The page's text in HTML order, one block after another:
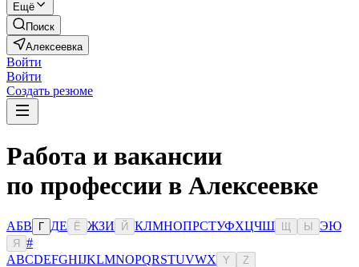
Ещё
Поиск
Алексеевка
Войти
Войти
Создать резюме
Работа и вакансии
по профессии в Алексеевке
АБВ Г ДЕ Ё ЖЗИ Й КЛМНОПРСТУФХЦЧШ Ы ЭЮ
Я
#
ABCDEFGHIJKLMNOPQRSTUVWX Y Z